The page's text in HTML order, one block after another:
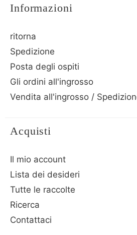
Informazioni
ritorna
Spedizione
Posta degli ospiti
Gli ordini all'ingrosso
Vendita all'ingrosso /
Acquisti
Il mio account
Lista dei desideri
Tutte le raccolte
Ricerca
Contattaci